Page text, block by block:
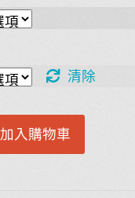
清除
加入購物車